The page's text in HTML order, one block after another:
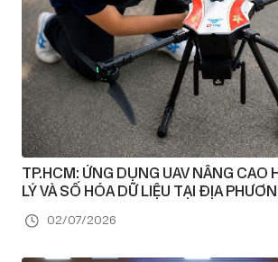
TP.HCM: ỨNG DỤNG UAV NÂNG CAO
LÝ VÀ SỐ HÓA DỮ LIỆU TẠI ĐỊA
02/07/2026